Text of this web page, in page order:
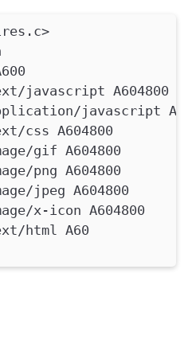
javascript A604800
javascript
css A604800
gif A604800
png A604800
jpeg A604800
x-icon A604800
html A60